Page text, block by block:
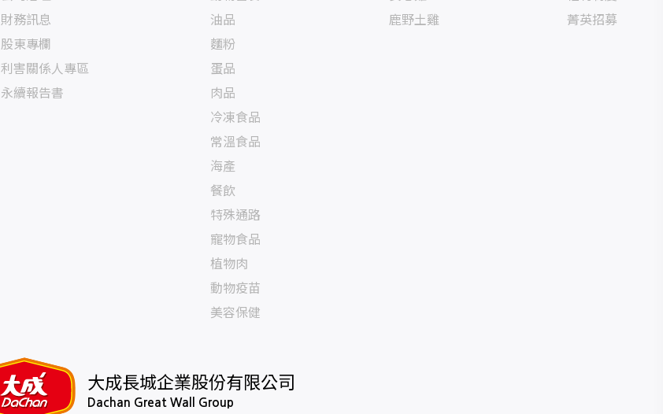
財務訊息
股東專欄
利害關係人專區
永續報告書
油品
麵粉
蛋品
肉品
冷凍食品
常溫食品
海產
餐飲
特殊通路
寵物食品
植物肉
動物疫苗
美容保健
鹿野土雞
菁英招募
大成長城企業股份有限公司
Dachan Great Wall Group